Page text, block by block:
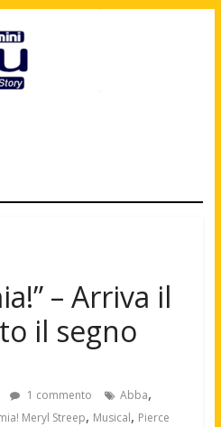
– Arriva il
il segno
1 commento Abba,
Meryl Streep, Musical, Pierce